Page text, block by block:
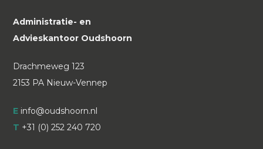
Administratie- en
Advieskantoor Oudshoorn
Drachmeweg 123
2153 PA Nieuw-Vennep
E info@oudshoorn.nl
T +31 (0) 252 240 720